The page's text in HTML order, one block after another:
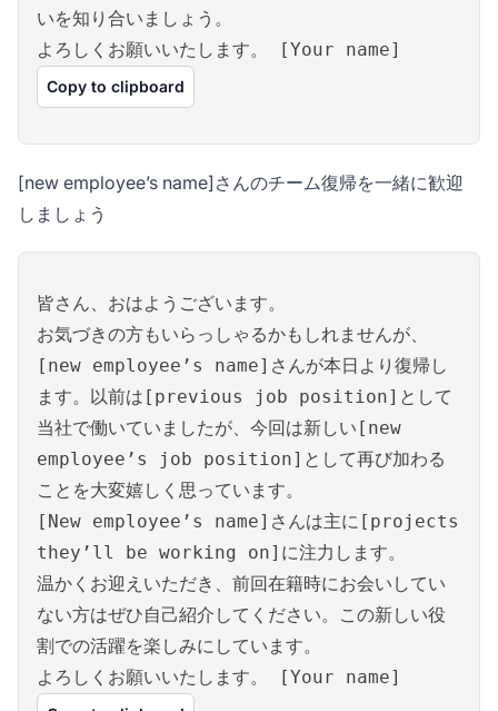
いを知り合いましょう。
よろしくお願いいたします。 [Your name]
Copy to clipboard
[new employee’s name]さんのチーム復帰を一緒に歓迎
しましょう
皆さん、おはようございます。
お気づきの方もいらっしゃるかもしれませんが、
[new employee’s name]さんが本日より復帰し
ます。以前は[previous job position]として
当社で働いていましたが、今回は新しい[new
employee’s job position]として再び加わる
ことを大変嬉しく思っています。
[New employee’s name]さんは主に[projects
they’ll be working on]に注力します。
温かくお迎えいただき、前回在籍時にお会いしてい
ない方はぜひ自己紹介してください。この新しい役
割での活躍を楽しみにしています。
よろしくお願いいたします。 [Your name]